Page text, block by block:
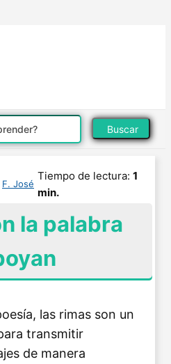
Buscar
F. José
Tiempo de lectura: 1
min.
la palabra
las rimas son un
transmitir
de manera